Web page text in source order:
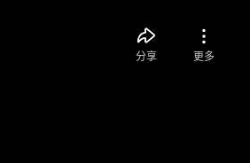
分享 更多